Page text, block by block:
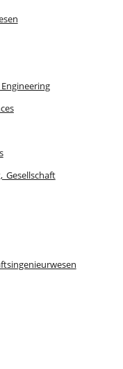
Gesellschaft